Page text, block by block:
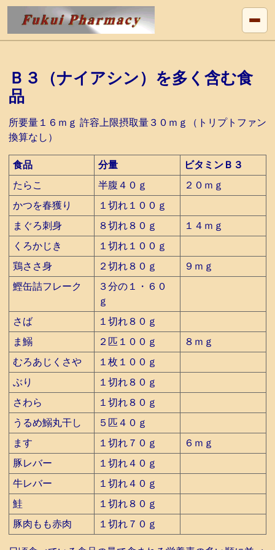
Ｂ３（ナイアシン）を多く含む食
品
所要量１６ｍｇ 許容上限摂取量３０ｍｇ（トリプトファン
換算なし）
食品 分量
ビタミンＢ３
たらこ
半腹４０ｇ
２０ｍｇ
かつを春獲り
１切れ１００ｇ
まぐろ刺身
８切れ８０ｇ
１４ｍｇ
くろかじき
１切れ１００ｇ
鶏ささ身
２切れ８０ｇ
９ｍｇ
鰹缶詰フレーク
３分の１・６０
ｇ
さば
１切れ８０ｇ
ま鰯
２匹１００ｇ
８ｍｇ
むろあじくさや
１枚１００ｇ
ぶり
１切れ８０ｇ
さわら
１切れ８０ｇ
うるめ鰯丸干し
５匹４０ｇ
ます
１切れ７０ｇ
６ｍｇ
豚レバー
１切れ４０ｇ
牛レバー
１切れ４０ｇ
鮭
１切れ８０ｇ
豚肉もも赤肉
１切れ７０ｇ